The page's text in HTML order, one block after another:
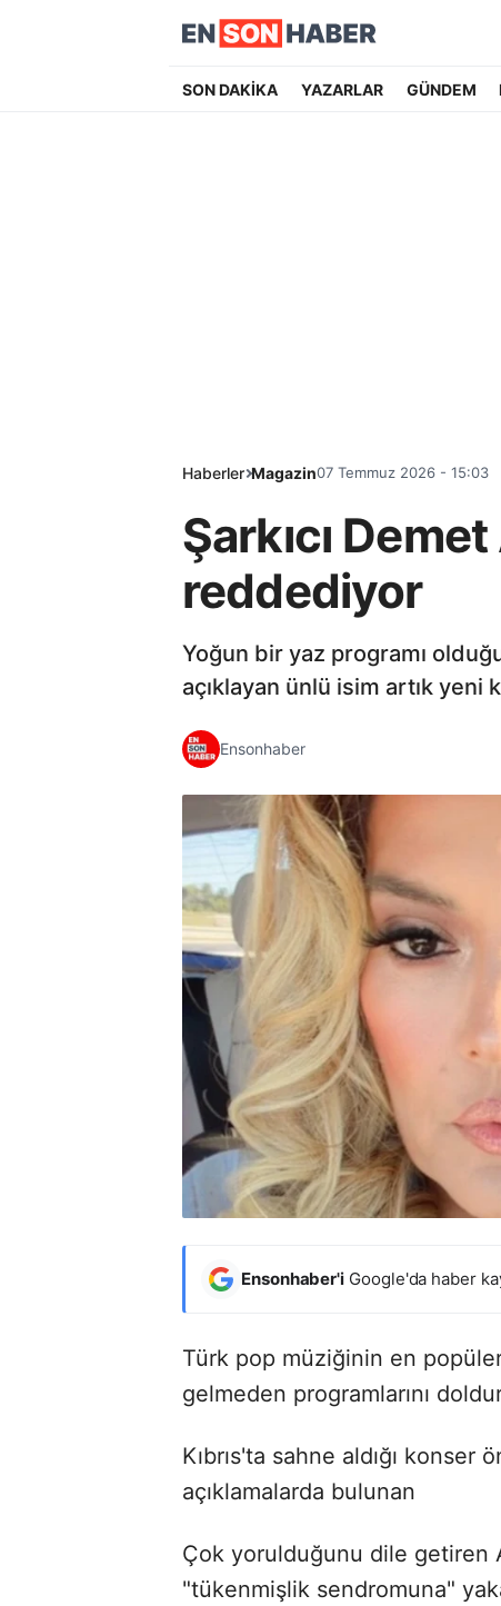
SON DAKİKA YAZARLAR GÜNDEM
Haberler Magazin07 Temmuz 2026 - 15:03
Şarkıcı
reddediyor
Yoğun bir yaz programı
açıklayan ünlü isim artık
Ensonhaber
Ensonhaber'i Google'da haber
Türk pop müziğinin en
gelmeden programlarını
Kıbrıs'ta sahne aldığı konser
açıklamalarda bulunan
Çok yorulduğunu dile getiren
"tükenmişlik sendromuna"